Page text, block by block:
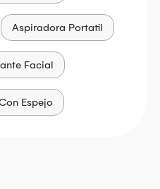
Aspiradora Portatil
Facial
Espejo